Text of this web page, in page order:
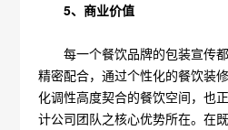
5、商业价值
每一个餐饮品牌的包装宣传都
精密配合，通过个性化的餐饮装
化调性高度契合的餐饮空间，也
计公司团队之核心优势所在。在